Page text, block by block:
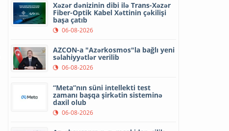
Xəzər dənizinin dibi ilə Trans-Xəzər
Fiber-Optik Kabel Xəttinin çəkilişi
başa çatıb
06-08-2026
AZCON-a "Azərkosmos"la bağlı yeni
səlahiyyətlər verilib
06-08-2026
“Meta”nın süni intellekti test
zamanı başqa şirkətin sisteminə
daxil olub
06-08-2026